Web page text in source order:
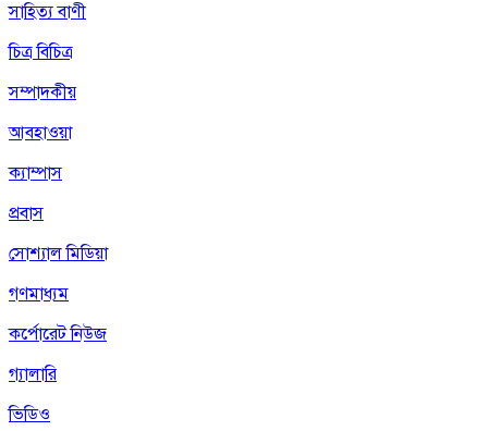
সাহিত্য বাণী
চিত্র বিচিত্র
সম্পাদকীয়
আবহাওয়া
ক্যাম্পাস
প্রবাস
সোশ্যাল মিডিয়া
গণমাধ্যম
কর্পোরেট নিউজ
গ্যালারি
ভিডিও